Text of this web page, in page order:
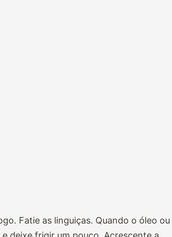
Fatie as linguiças. Quando o óleo ou